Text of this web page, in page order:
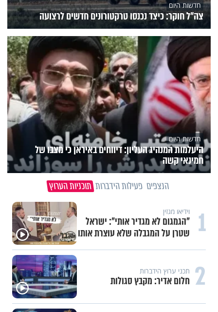
חדשות היום
צה"ל חוקר: כיצד נכנסו טרקטורונים חדשים לרצועה
חדשות היום
היעלמות המנהיג העליון: דיווחים באיראן כי מצבו של
חמינאי קשה
הנצפים פעילות הידברות תוכניות הערוץ
1 וידיאו מגזין
"הגמגום לא מגדיר אותי": ישראל
שטרן על המגבלה שלא עוצרת אותו
2 תכני ערוץ הידברות
חלום אדיר: מקבץ סגולות